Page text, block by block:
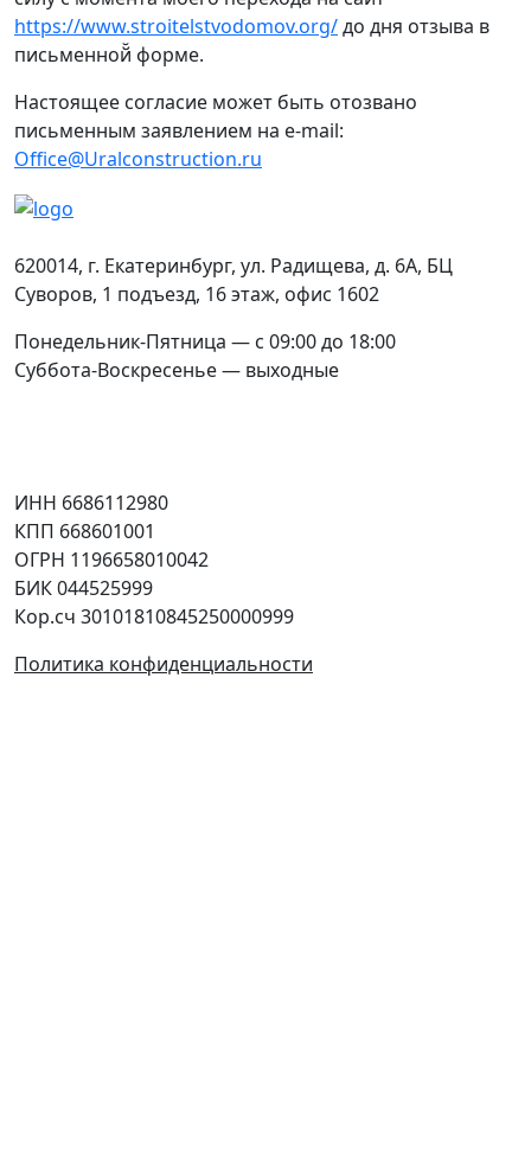
https://www.stroitelstvodomov.org/до дня отзыва в
письменной̆ форме.
Настоящее согласие может быть отозвано
письменным заявлением на e-mail:
Office@Uralconstruction.ru
ИНН 6686112980
КПП 668601001
ОГРН 1196658010042
БИК 044525999
Кор.сч 30101810845250000999
Политика конфиденциальности
620014, г. Екатеринбург, ул. Радищева, д. 6А, БЦ
Суворов, 1 подъезд, 16 этаж, офис 1602
Понедельник-Пятница — с 09:00 до 18:00
Суббота-Воскресенье — выходные